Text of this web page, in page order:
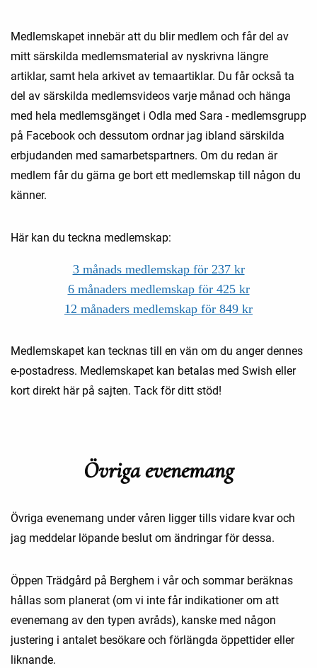
Medlemskapet innebär att du blir medlem och får del av
mitt särskilda medlemsmaterial av nyskrivna längre
artiklar, samt hela arkivet av temaartiklar. Du får också ta
del av särskilda medlemsvideos varje månad och hänga
med hela medlemsgänget i Odla med Sara - medlemsgrupp
på Facebook och dessutom ordnar jag ibland särskilda
erbjudanden med samarbetspartners. Om du redan är
medlem får du gärna ge bort ett medlemskap till någon du
känner.
Här kan du teckna medlemskap:
3 månads medlemskap för 237 kr
6 månaders medlemskap för 425 kr
12 månaders medlemskap för 849 kr
Medlemskapet kan tecknas till en vän om du anger dennes
e-postadress. Medlemskapet kan betalas med Swish eller
kort direkt här på sajten. Tack för ditt stöd!
Övriga evenemang
Övriga evenemang under våren ligger tills vidare kvar och
jag meddelar löpande beslut om ändringar för dessa.
Öppen Trädgård på Berghem i vår och sommar beräknas
hållas som planerat (om vi inte får indikationer om att
evenemang av den typen avråds), kanske med någon
justering i antalet besökare och förlängda öppettider eller
liknande.